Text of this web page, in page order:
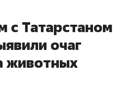
с Татарстаном
очаг
животных